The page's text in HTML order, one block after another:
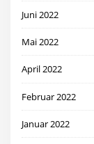
Juni 2022
Mai 2022
April 2022
Februar 2022
Januar 2022